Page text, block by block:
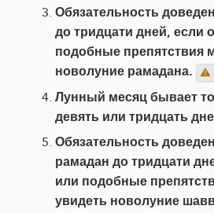
Обязательность
до тридцати дней, если
подобные препятствия
новолуние рамадана.
Лунный месяц бывает
девять или тридцать
Обязательность
рамадан до тридцати
или подобные
увидеть новолуние